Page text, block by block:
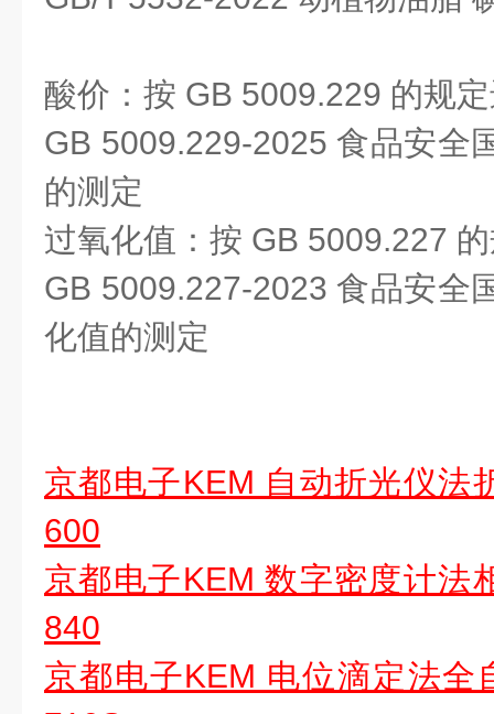
酸价：按 GB 5009.229 的规
GB 5009.229-2025 食品安全
的测定
过氧化值：按 GB 5009.227
GB 5009.227-2023 食品安全
化值的测定
京都电子KEM 自动折光仪法
600
京都电子KEM 数字密度计法
840
京都电子KEM 电位滴定法全